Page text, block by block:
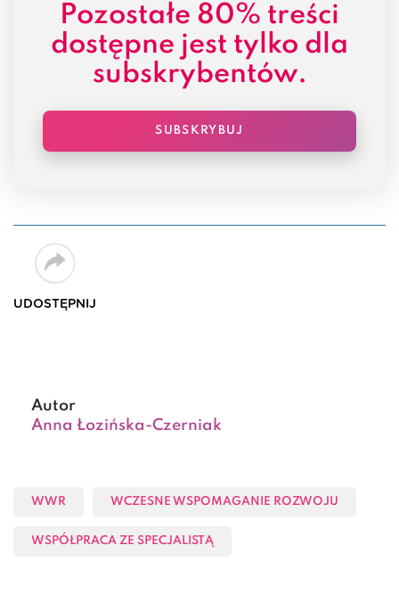
Pozostałe 80% treści
dostępne jest tylko dla
subskrybentów.
SUBSKRYBUJ
UDOSTĘPNIJ
Autor
Anna Łozińska-Czerniak
WWR WCZESNE WSPOMAGANIE ROZWOJU
WSPÓŁPRACA ZE SPECJALISTĄ